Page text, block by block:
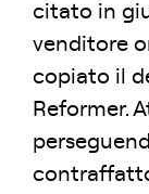
citato in
venditore
copiato il
Reformer.